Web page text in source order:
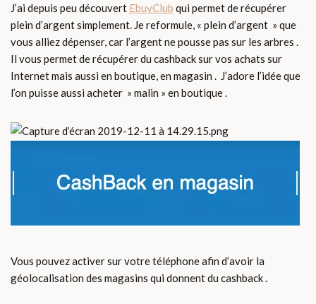
J’ai depuis peu découvert EbuyClub qui permet de récupérer
plein d’argent simplement. Je reformule, « plein d’argent » que
vous alliez dépenser, car l’argent ne pousse pas sur les arbres .
Il vous permet de récupérer du cashback sur vos achats sur
Internet mais aussi en boutique, en magasin . J’adore l’idée que
l’on puisse aussi acheter » malin » en boutique .
Vous pouvez activer sur votre téléphone afin d’avoir la
géolocalisation des magasins qui donnent du cashback .